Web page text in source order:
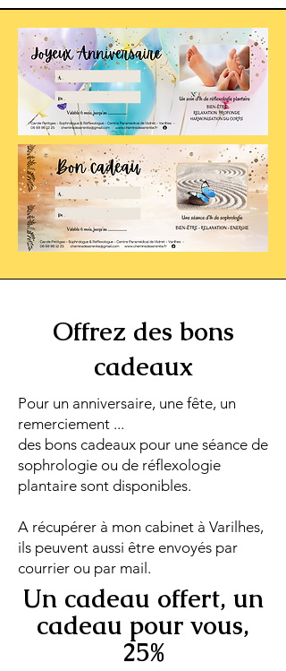
Offrez des bons
cadeaux
Pour un anniversaire, une fête, un
remerciement ...
des bons cadeaux pour une séance de
sophrologie ou de réflexologie
plantaire sont disponibles.
A récupérer à mon cabinet à Varilhes,
ils peuvent aussi être envoyés par
courrier ou par mail.
Un cadeau offert, un
cadeau pour vous,
25%